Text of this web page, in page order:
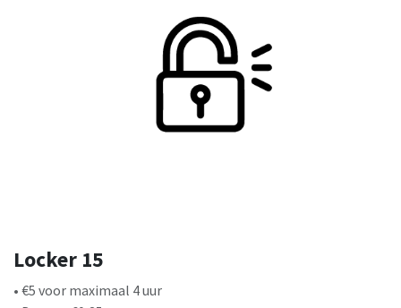
Locker 15
• €5 voor maximaal 4 uur